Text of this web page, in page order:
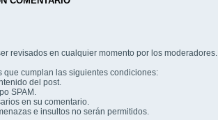
revisados en cualquier momento por los moderadores.
que cumplan las siguientes condiciones:
del post.
SPAM.
en su comentario.
e insultos no serán permitidos.